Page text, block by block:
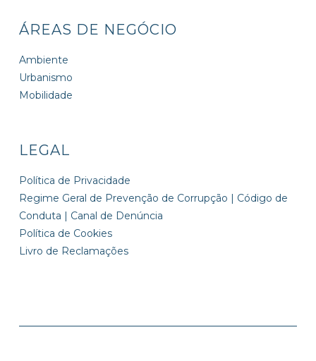
ÁREAS DE NEGÓCIO
Ambiente
Urbanismo
Mobilidade
LEGAL
Política de Privacidade
Regime Geral de Prevenção de Corrupção | Código de
Conduta | Canal de Denúncia
Política de Cookies
Livro de Reclamações